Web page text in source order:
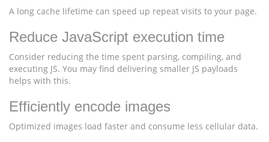
A long cache lifetime can speed up repeat visits to your page.
Reduce JavaScript execution time
Consider reducing the time spent parsing, compiling, and
executing JS. You may find delivering smaller JS payloads
helps with this.
Efficiently encode images
Optimized images load faster and consume less cellular data.